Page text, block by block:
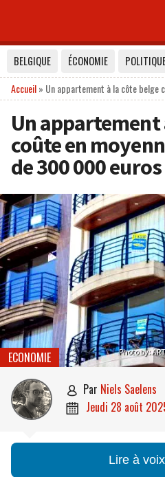
BELGIQUE ÉCONOMIE
Accueil» Un appartement à la côte belge
Un appartement
coûte en
de 300 000 euros
Photo by:
ECONOMIE
 par Niels Saelens
 jeudi 28 août
Lire à